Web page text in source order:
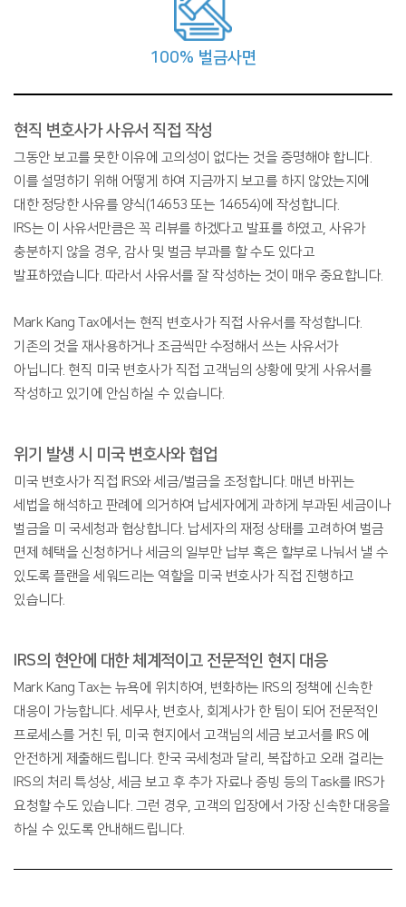
100% 벌금사면
현직 변호사가 사유서 직접 작성
그동안 보고를 못한 이유에 고의성이 없다는 것을 증명해야 합니다.
이를 설명하기 위해 어떻게 하여 지금까지 보고를 하지 않았는지에
대한 정당한 사유를 양식(14653 또는 14654)에 작성합니다.
IRS는 이 사유서만큼은 꼭 리뷰를 하겠다고 발표를 하였고, 사유가
충분하지 않을 경우, 감사 및 벌금 부과를 할 수도 있다고
발표하였습니다. 따라서 사유서를 잘 작성하는 것이 매우 중요합니다.
Mark Kang Tax에서는 현직 변호사가 직접 사유서를 작성합니다.
기존의 것을 재사용하거나 조금씩만 수정해서 쓰는 사유서가
아닙니다. 현직 미국 변호사가 직접 고객님의 상황에 맞게 사유서를
작성하고 있기에 안심하실 수 있습니다.
위기 발생 시 미국 변호사와 협업
미국 변호사가 직접 IRS와 세금/벌금을 조정합니다. 매년 바뀌는
세법을 해석하고 판례에 의거하여 납세자에게 과하게 부과된 세금이나
벌금을 미 국세청과 협상합니다. 납세자의 재정 상태를 고려하여 벌금
면제 혜택을 신청하거나 세금의 일부만 납부 혹은 할부로 나눠서 낼 수
있도록 플랜을 세워드리는 역할을 미국 변호사가 직접 진행하고
있습니다.
IRS의 현안에 대한 체계적이고 전문적인 현지 대응
Mark Kang Tax는 뉴욕에 위치하여, 변화하는 IRS의 정책에 신속한
대응이 가능합니다. 세무사, 변호사, 회계사가 한 팀이 되어 전문적인
프로세스를 거친 뒤, 미국 현지에서 고객님의 세금 보고서를 IRS 에
안전하게 제출해드립니다. 한국 국세청과 달리, 복잡하고 오래 걸리는
IRS의 처리 특성상, 세금 보고 후 추가 자료나 증빙 등의 Task를 IRS가
요청할 수도 있습니다. 그런 경우, 고객의 입장에서 가장 신속한 대응을
하실 수 있도록 안내해드립니다.